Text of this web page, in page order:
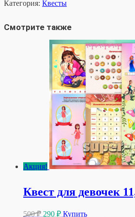
Пиратский
для
Категория: Квесты
Смотрите также
Акция!
Квест для девочек
500₽ Первоначальная
290 ₽Текущая
Купить